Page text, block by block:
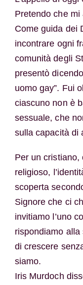
Pretendo che mi
Come guida dei
incontrare ogni
comunità degli
presentò
uomo gay”. Fui
ciascuno non è
sessuale, che
sulla capacità di
Per un cristiano,
religioso,
scoperta
Signore che ci
invitiamo l’uno
rispondiamo
di crescere
siamo.
Iris Murdoch